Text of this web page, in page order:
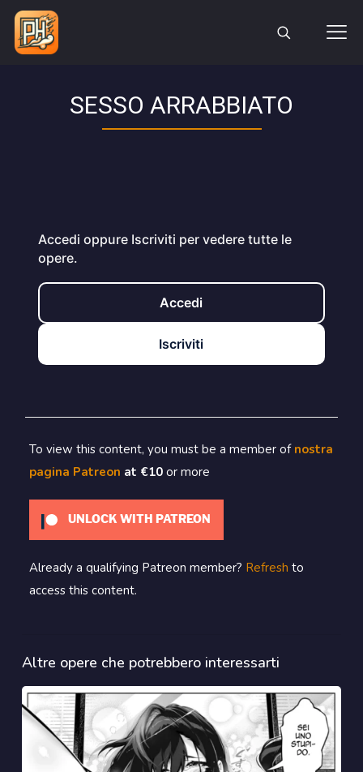
SESSO ARRABBIATO
Accedi oppure Iscriviti per vedere tutte le
opere.
Accedi
Iscriviti
To view this content, you must be a member of nostra
pagina Patreon at €10 or more
UNLOCK WITH PATREON
Already a qualifying Patreon member? Refresh to
access this content.
Altre opere che potrebbero interessarti